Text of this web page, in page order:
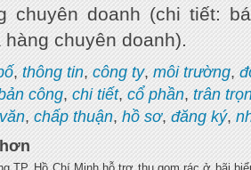
chuyên doanh (chi tiết:
chuyên doanh).
, thông tin, công ty, môi trường,
công, chi tiết, cổ phần, trân
, chấp thuận, hồ sơ, đăng ký,